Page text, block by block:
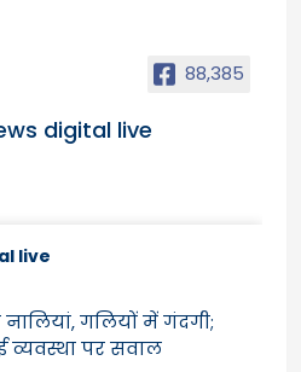
88,385
digital live
live
गलियों में गंदगी;
व्यवस्था पर सवाल